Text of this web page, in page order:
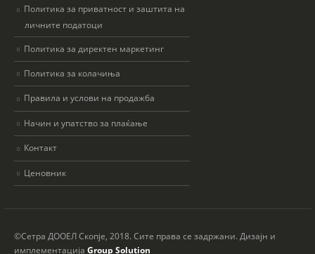
Политика за приватност и заштита на
личните податоци
Политика за директен маркетинг
Политика за колачиња
Правила и услови на продажба
Начин и упатство за плаќање
Контакт
Ценовник
©Сетра ДООЕЛ Скопје, 2018. Сите права се задржани. Дизајн и
имплементација Group Solution